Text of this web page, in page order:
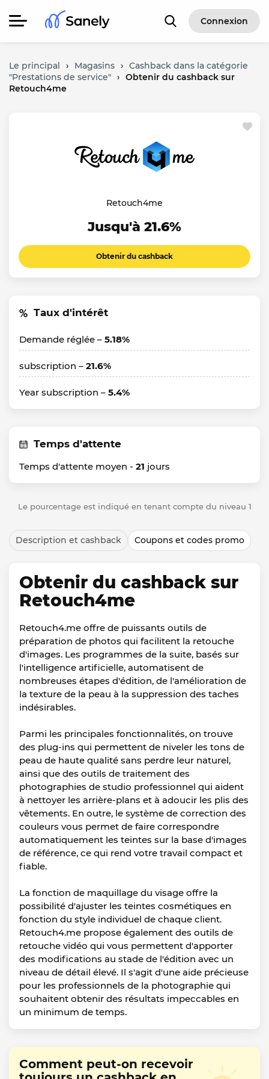
Connexion
Le principal › Magasins › Cashback dans la catégorie
"Prestations de service" › Obtenir du cashback sur
Retouch4me
Retouch4me
Jusqu'à 21.6%
Obtenir du cashback
Taux d'intérêt
Demande réglée – 5.18%
subscription – 21.6%
Year subscription – 5.4%
Temps d'attente
Temps d'attente moyen - 21 jours
Le pourcentage est indiqué en tenant compte du niveau 1
Description et cashback Coupons et codes promo
Obtenir du cashback sur
Retouch4me
Retouch4.me offre de puissants outils de
préparation de photos qui facilitent la retouche
d'images. Les programmes de la suite, basés sur
l'intelligence artificielle, automatisent de
nombreuses étapes d'édition, de l'amélioration de
la texture de la peau à la suppression des taches
indésirables.
Parmi les principales fonctionnalités, on trouve
des plug-ins qui permettent de niveler les tons de
peau de haute qualité sans perdre leur naturel,
ainsi que des outils de traitement des
photographies de studio professionnel qui aident
à nettoyer les arrière-plans et à adoucir les plis des
vêtements. En outre, le système de correction des
couleurs vous permet de faire correspondre
automatiquement les teintes sur la base d'images
de référence, ce qui rend votre travail compact et
fiable.
La fonction de maquillage du visage offre la
possibilité d'ajuster les teintes cosmétiques en
fonction du style individuel de chaque client.
Retouch4.me propose également des outils de
retouche vidéo qui vous permettent d'apporter
des modifications au stade de l'édition avec un
niveau de détail élevé. Il s'agit d'une aide précieuse
pour les professionnels de la photographie qui
souhaitent obtenir des résultats impeccables en
un minimum de temps.
Comment peut-on recevoir